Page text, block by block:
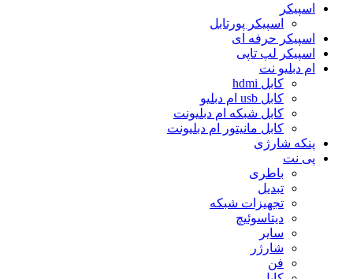
اسپیکر
اسپیکر پورتابل
اسپیکر حرفه ای
اسپیکر لپ تاپی
ام دبلیو نت
کابل hdmi
کابل usb ام دبلیو
کابل شبکه ام دبلیونت
کابل مانیتور ام دبلیونت
پنکه شارژی
پی نت
باطری
تبدیل
تجهیزات شبکه
دیتاسوئیچ
سایر
شارژر
فن